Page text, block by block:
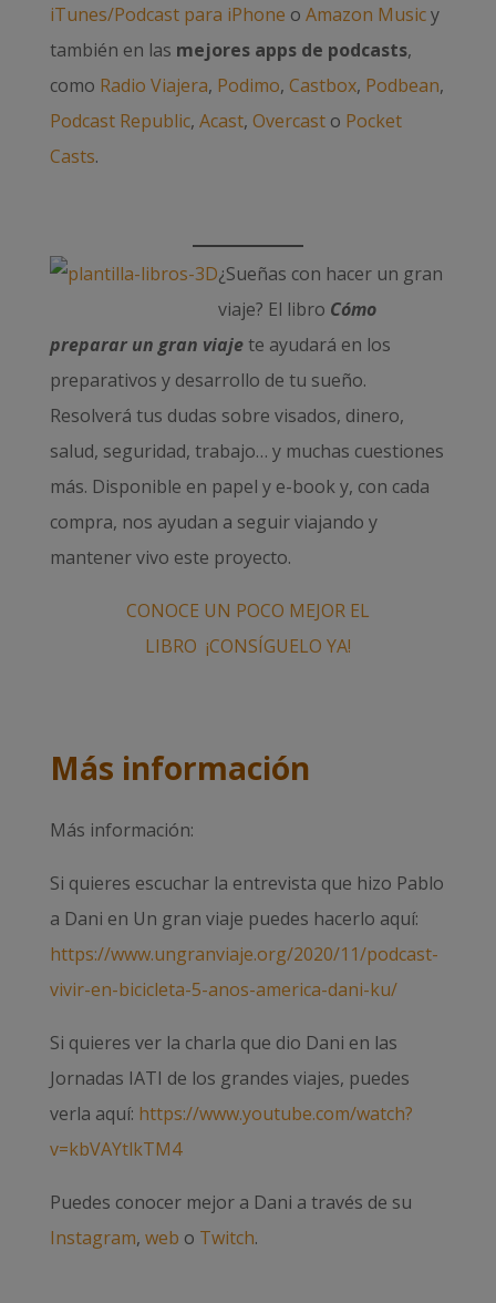
iTunes/Podcast para iPhone o Amazon Musicy
también en las mejores apps de podcasts,
como Radio Viajera, Podimo, Castbox, Podbean,
Podcast Republic, Acast, Overcasto Pocket
Casts.
¿Sueñas con hacer un gran
viaje? El libro Cómo
preparar un gran viajete ayudará en los
preparativos y desarrollo de tu sueño.
Resolverá tus dudas sobre visados, dinero,
salud, seguridad, trabajo… y muchas cuestiones
más. Disponible en papel y e-book y, con cada
compra, nos ayudan a seguir viajando y
mantener vivo este proyecto.
CONOCE UN POCO MEJOR EL
LIBRO ¡CONSÍGUELO YA!
Más información
Más información:
Si quieres escuchar la entrevista que hizo Pablo
a Dani en Un gran viaje puedes hacerlo aquí:
https://www.ungranviaje.org/2020/11/podcast-
vivir-en-bicicleta-5-anos-america-dani-ku/
Si quieres ver la charla que dio Dani en las
Jornadas IATI de los grandes viajes, puedes
verla aquí: https://www.youtube.com/watch?
v=kbVAYtlkTM4
Puedes conocer mejor a Dani a través de su
Instagram, web o Twitch.